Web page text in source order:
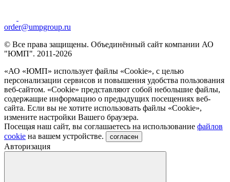
order@umpgroup.ru
© Все права защищены. Объединённый сайт компании АО
"ЮМП". 2011-2026
«АО «ЮМП» использует файлы «Сookie», с целью
персонализации сервисов и повышения удобства пользования
веб-сайтом. «Cookie» представляют собой небольшие файлы,
содержащие информацию о предыдущих посещениях веб-
сайта. Если вы не хотите использовать файлы «Сookie»,
измените настройки Вашего браузера.
Посещая наш сайт, вы соглашаетесь на использование файлов
cookie на вашем устройстве. согласен
Авторизация